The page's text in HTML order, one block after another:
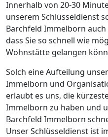
Innerhalb von 20-30
unserem Schlüsseldienst
Barchfeld Immelborn
dass Sie so schnell wie
Wohnstätte gelangen
Solch eine Aufteilung
Immelborn und
erlaubt es uns, die
Immelborn zu haben und
Barchfeld Immelborn
Unser Schlüsseldienst ist